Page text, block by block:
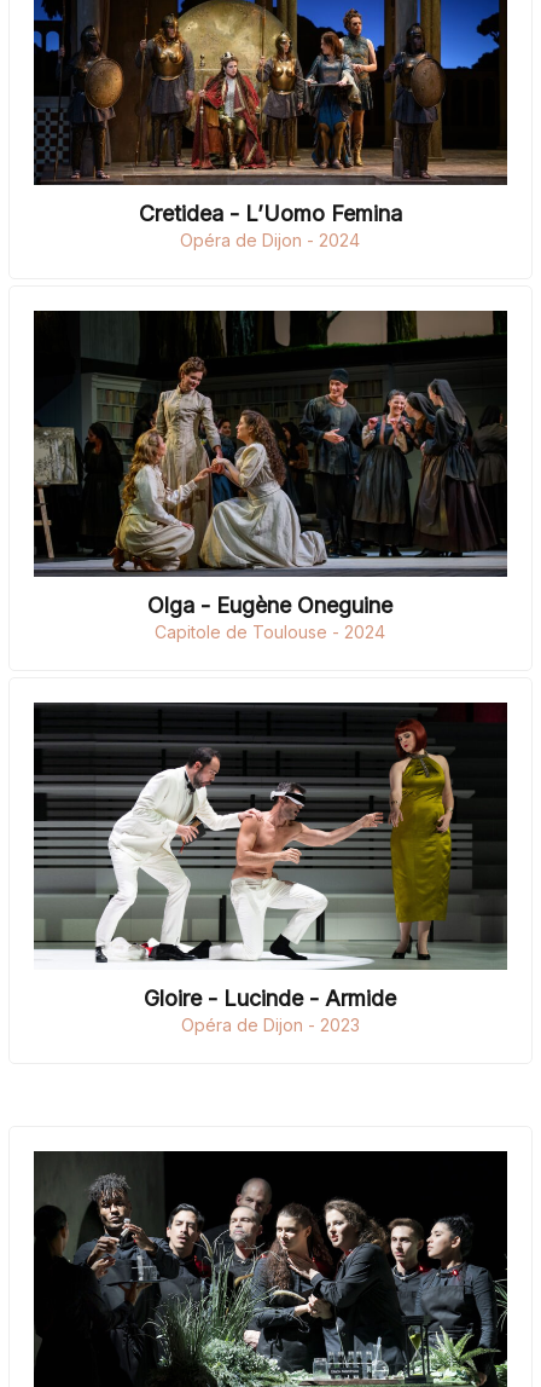
Cretidea - L’Uomo Femina
Opéra de Dijon - 2024
Olga - Eugène Oneguine
Capitole de Toulouse - 2024
Gloire - Lucinde - Armide
Opéra de Dijon - 2023